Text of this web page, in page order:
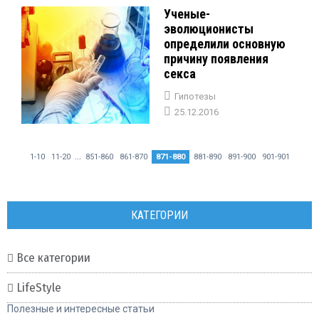
Ученые-
эволюционисты
определили основную
причину появления
секса
Гипотезы
25.12.2016
1-10 11-20 851-860 861-870 871-880 881-890 891-900 901-901
КАТЕГОРИИ
Все категории
LifeStyle
Полезные и интересные статьи